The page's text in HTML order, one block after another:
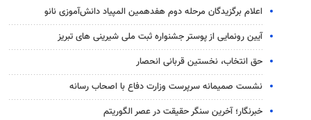
اعلام برگزیدگان مرحله دوم هفدهمین المپیاد دانش‌آموزی نانو
آیین رونمایی از پوستر جشنواره ثبت ملی شیرینی های تبریز
حق انتخاب، نخستین قربانی انحصار
نشست صمیمانه سرپرست وزارت دفاع با اصحاب رسانه
خبرنگار؛ آخرین سنگر حقیقت در عصر الگوریتم